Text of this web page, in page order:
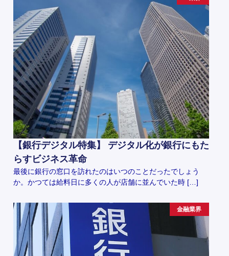
【銀行デジタル特集】 デジタル化が銀行にもた
らすビジネス革命
最後に銀行の窓口を訪れたのはいつのことだったでしょう
か。かつては給料日に多くの人が店舗に並んでいた時 […]
金融業界